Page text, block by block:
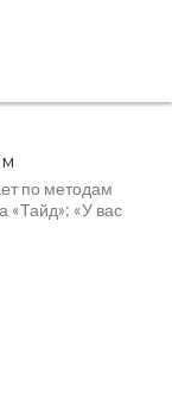
по методам
«Тайд»: «У вас